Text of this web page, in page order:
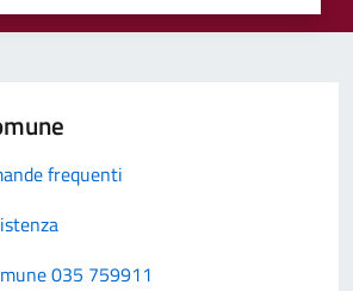
frequenti
035 759911